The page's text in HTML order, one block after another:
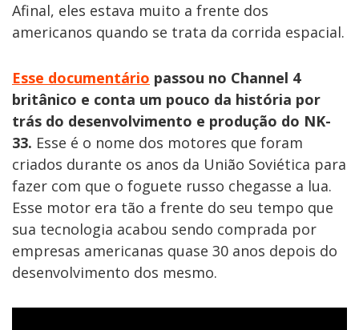
Afinal, eles estava muito a frente dos
americanos quando se trata da corrida espacial.
Esse documentário passou no Channel 4
britânico e conta um pouco da história por
trás do desenvolvimento e produção do NK-
33. Esse é o nome dos motores que foram
criados durante os anos da União Soviética para
fazer com que o foguete russo chegasse a lua.
Esse motor era tão a frente do seu tempo que
sua tecnologia acabou sendo comprada por
empresas americanas quase 30 anos depois do
desenvolvimento dos mesmo.